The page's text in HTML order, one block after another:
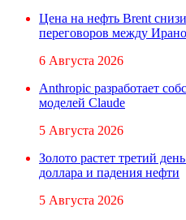
Цена на нефть Brent
переговоров между
6 Августа 2026
Anthropic разработает
моделей Claude
5 Августа 2026
Золото растет третий
доллара и падения нефти
5 Августа 2026